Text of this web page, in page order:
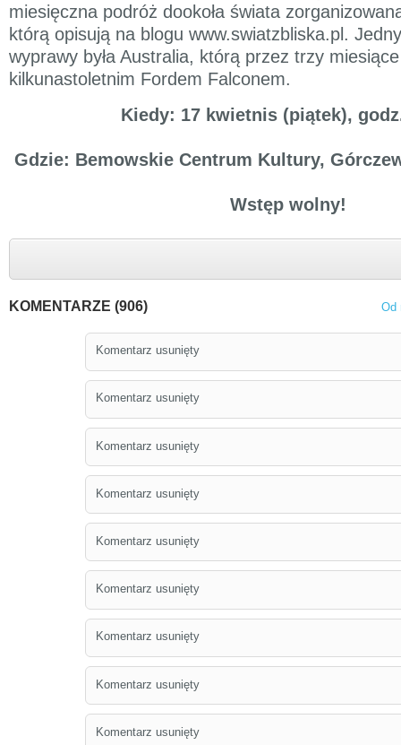
miesięczna podróż dookoła świata
którą opisują na blogu www.swiatzbliska.pl.
wyprawy była Australia, którą przez trzy
kilkunastoletnim Fordem Falconem.
Kiedy: 17 kwietnis (piątek),
Gdzie: Bemowskie Centrum Kultury,
Wstęp wolny!
KOMENTARZE (906) Od
Komentarz usunięty
Komentarz usunięty
Komentarz usunięty
Komentarz usunięty
Komentarz usunięty
Komentarz usunięty
Komentarz usunięty
Komentarz usunięty
Komentarz usunięty